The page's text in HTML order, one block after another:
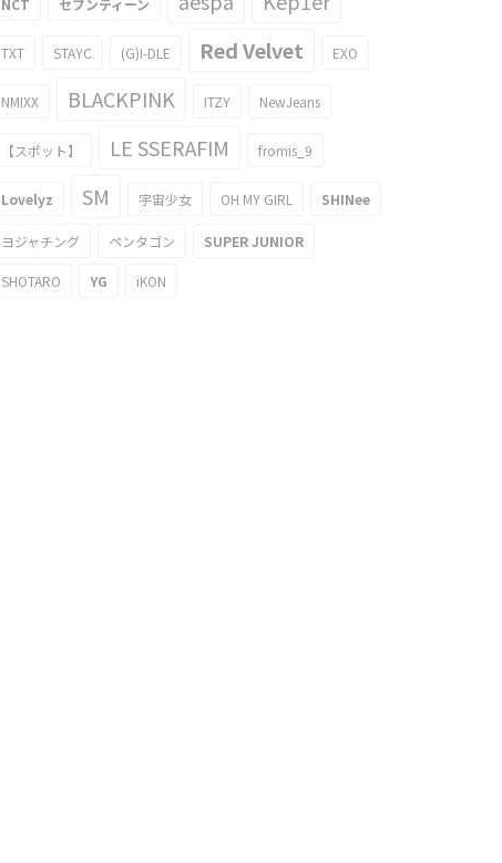
NCT セブンティーン
TXT STAYC (G)I-DLE Red Velvet EXO
NMIXX BLACKPINK ITZY NewJeans
【スポット】 LE SSERAFIM fromis_9
Lovelyz SM 宇宙少女 OH MY GIRL SHINee
ヨジャチング ペンタゴン SUPER JUNIOR
SHOTARO YG iKON